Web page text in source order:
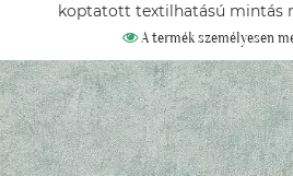
koptatott textilhatású mintás
A termék személyesen